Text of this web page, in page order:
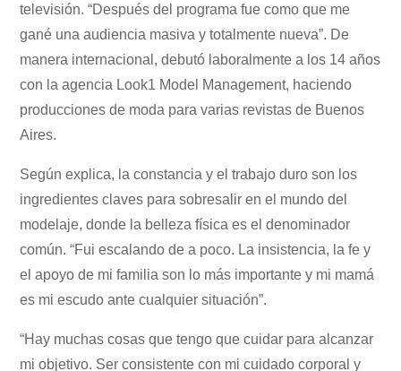
televisión. “Después del programa fue como que me
gané una audiencia masiva y totalmente nueva”. De
manera internacional, debutó laboralmente a los 14 años
con la agencia Look1 Model Management, haciendo
producciones de moda para varias revistas de Buenos
Aires.
Según explica, la constancia y el trabajo duro son los
ingredientes claves para sobresalir en el mundo del
modelaje, donde la belleza física es el denominador
común. “Fui escalando de a poco. La insistencia, la fe y
el apoyo de mi familia son lo más importante y mi mamá
es mi escudo ante cualquier situación”.
“Hay muchas cosas que tengo que cuidar para alcanzar
mi objetivo. Ser consistente con mi cuidado corporal y